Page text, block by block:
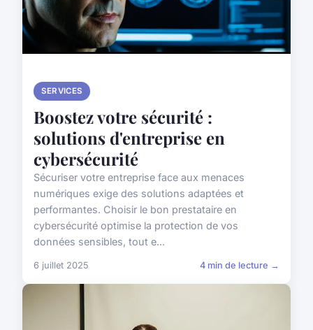
SERVICES
Boostez votre sécurité :
solutions d'entreprise en
cybersécurité
Sécuriser votre entreprise face aux menaces
numériques exige des solutions adaptées et
performantes. Choisir le bon prestataire en
cybersécurité optimise la protection de vos
données sensibles, tout e...
6 juillet 2025 4 min de lecture →